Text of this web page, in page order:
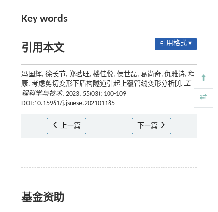
Key words
引用本文 引用格式 ▾
冯国辉, 徐长节, 郑茗旺, 楼佳悦, 侯世磊, 葛尚奇, 仇雅诗, 程
康. 考虑剪切变形下盾构隧道引起上覆管线变形分析[J]. 工
程科学与技术, 2023, 55(03): 100-109
DOI:10.15961/j.jsuese.202101185
上一篇 下一篇
基金资助